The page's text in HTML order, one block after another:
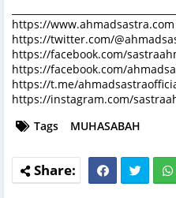
https://
https://twitter.com/
https://facebook.com/
https://facebook.com/
https://t.me/
https://instagram.com/
Tags
MUHASABAH